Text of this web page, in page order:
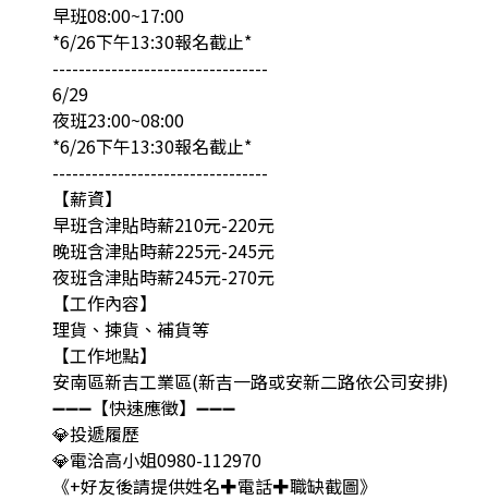
早班08:00~17:00
*6/26下午13:30報名截止*
---------------------------------
6/29
夜班23:00~08:00
*6/26下午13:30報名截止*
---------------------------------
【薪資】
早班含津貼時薪210元-220元
晚班含津貼時薪225元-245元
夜班含津貼時薪245元-270元
【工作內容】
理貨、揀貨、補貨等
【工作地點】
安南區新吉工業區(新吉一路或安新二路依公司安排)
➖➖➖【快速應徵】➖➖➖
💎投遞履歷
💎電洽高小姐0980-112970
《+好友後請提供姓名✚電話✚職缺截圖》